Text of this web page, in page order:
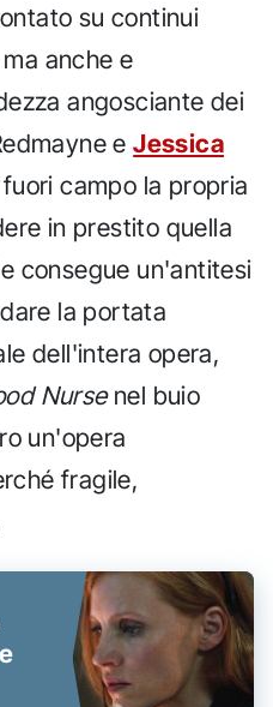
su continui
anche e
angosciante dei
eJessica
campo la propria
in prestito quella
consegue un'antitesi
la portata
dell'intera opera,
Nursenel buio
un'opera
fragile,